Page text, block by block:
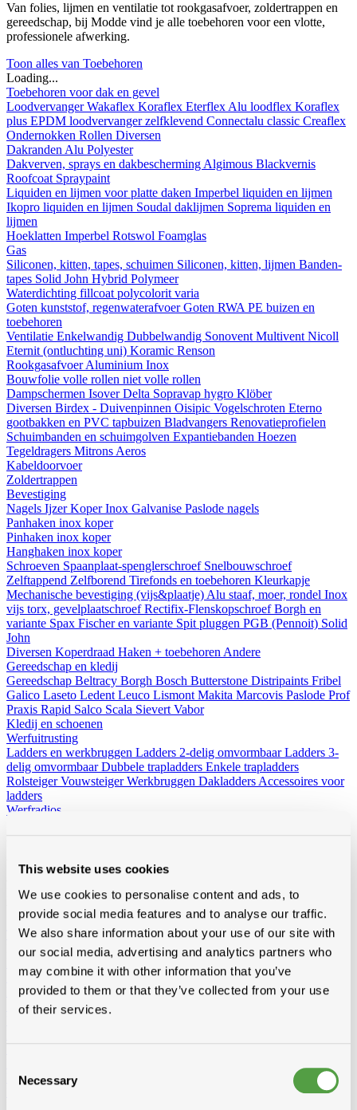
This website uses cookies
We use cookies to personalise content and ads, to
provide social media features and to analyse our traffic.
We also share information about your use of our site with
our social media, advertising and analytics partners who
may combine it with other information that you’ve
provided to them or that they’ve collected from your use
of their services.
Selection
Necessary
Van folies, lijmen en ventilatie tot rookgasafvoer, zoldertrappen en
gereedschap, bij Modde vind je alle toebehoren voor een vlotte,
professionele afwerking.
Toon alles van Toebehoren
Loading...
Toebehoren voor dak en gevel
LoodvervangerWakaflex Koraflex Eterflex Alu loodflex Koraflex
plus EPDM loodvervanger zelfklevend Connectalu classic Creaflex
Ondernokken Rollen Diversen
Dakranden Alu Polyester
Dakverven, sprays en dakbescherming Algimous Blackvernis
Roofcoat Spraypaint
Liquiden en lijmen voor platte daken Imperbel liquiden en lijmen
Ikopro liquiden en lijmen Soudal daklijmen Soprema liquiden en
lijmen
Hoeklatten Imperbel Rotswol Foamglas
Gas
Siliconen, kitten, tapes, schuimen Siliconen, kitten, lijmen Banden-
tapes Solid John Hybrid Polymeer
Waterdichting fillcoat polycolorit varia
Goten kunststof, regenwaterafvoerGoten RWA PE buizen en
toebehoren
Ventilatie Enkelwandig Dubbelwandig Sonovent Multivent Nicoll
Eternit (ontluchting uni) Koramic Renson
RookgasafvoerAluminium Inox
Bouwfolie volle rollen niet volle rollen
Dampschermen IsoverDelta Sopravap hygro Klöber
Diversen Birdex - Duivenpinnen Oisipic Vogelschroten Eterno
gootbakken en PVC tapbuizen Bladvangers Renovatieprofielen
Schuimbanden en schuimgolven Expantiebanden Hoezen
Tegeldragers Mitrons Aeros
Kabeldoorvoer
Zoldertrappen
Bevestiging
Nagels IjzerKoperInox Galvanise Paslode nagels
Panhaken inox koper
Pinhaken inox koper
Hanghaken inox koper
Schroeven Spaanplaat-spenglerschroef Snelbouwschroef
Zelftappend Zelfborend Tirefonds en toebehoren Kleurkapje
Mechanische bevestiging (vijs&plaatje) Alu staaf, moer, rondel Inox
vijs torx, gevelplaatschroefRectifix-FlenskopschroefBorgh en
variante Spax Fischer en variante Spit pluggen PGB (Pennoit) Solid
John
Diversen Koperdraad Haken + toebehoren Andere
Gereedschap en kledij
Gereedschap Beltracy Borgh Bosch Butterstone Distripaints Fribel
Galico Laseto Ledent Leuco Lismont Makita Marcovis Paslode Prof
Praxis Rapid Salco Scala Sievert Vabor
Kledij en schoenen
Werfuitrusting
Ladders en werkbruggen Ladders 2-delig omvormbaarLadders 3-
delig omvormbaarDubbele trapladders Enkele trapladders
RolsteigerVouwsteigerWerkbruggen Dakladders Accessoires voor
ladders
Werfradios
Alles van hout
Van constructiehout zoals kepers, voligen en pannelatten tot
afwerkingshout zoals planchetten, platen en boordplanken – bij
Modde vind je een ruim aanbod houtproducten voor elke
toepassing.
Toon alles van Hout
Loading...
Epicia
RND
Stoflatten
Vuren
KVH-FJ gedrenkt